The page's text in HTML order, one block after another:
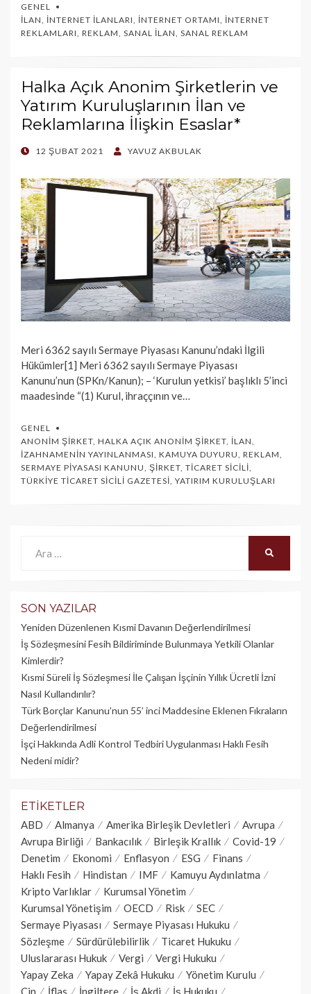
GENEL
İLAN, İNTERNET İLANLARI, İNTERNET ORTAMI, İNTERNET
REKLAMLARI, REKLAM, SANAL İLAN, SANAL REKLAM
Halka Açık Anonim Şirketlerin ve
Yatırım Kuruluşlarının İlan ve
Reklamlarına İlişkin Esaslar*
POSTED
12 ŞUBAT 2021 YAVUZ AKBULAK
Meri 6362 sayılı Sermaye Piyasası Kanunu’ndaki İlgili
Hükümler[1] Meri 6362 sayılı Sermaye Piyasası
Kanunu’nun (SPKn/Kanun); – ‘Kurulun yetkisi’ başlıklı 5’inci
maadesinde “(1) Kurul, ihraççının ve…
GENEL
ANONIM ŞIRKET HALKA AÇIK ANONIM ŞIRKET İLAN
İZAHNAMENIN YAYINLANMASI KAMUYA DUYURU REKLAM
SERMAYE PIYASASI KANUNU ŞIRKET TICARET SICILI
TÜRKIYE TICARET SICILI GAZETESI YATIRIM KURULUŞLARI
SON YAZILAR
Yeniden Düzenlenen Kısmi Davanın Değerlendirilmesi
İş Sözleşmesini Fesih Bildiriminde Bulunmaya Yetkili Olanlar
Kimlerdir?
Kısmi Süreli İş Sözleşmesi İle Çalışan İşçinin Yıllık Üc­retli İzni
Nasıl Kullandırılır?
Türk Borçlar Kanunu’nun 55’ inci Maddesine Eklenen Fıkraların
Değerlendirilmesi
İşçi Hakkında Adli Kontrol Tedbiri Uygulanması Haklı Fesih
Nedeni midir?
ETIKETLER
ABD Almanya Amerika Birleşik Devletleri
Avrupa
Avrupa Birliği
Bankacılık Birleşik Krallık
Covid-19
Denetim
Ekonomi Enflasyon ESG
Finans
Haklı Fesih
Hindistan IMF
Kamuyu Aydınlatma
Kripto Varlıklar
Kurumsal Yönetim
Kurumsal Yönetişim
OECD Risk
SEC
Sermaye Piyasası
Sermaye Piyasası Hukuku
Sözleşme
Sürdürülebilirlik
Ticaret Hukuku
Uluslararası Hukuk
Vergi
Vergi Hukuku
Yapay Zeka
Yapay Zekâ Hukuku
Yönetim Kurulu
Çin
İflas İngiltere İş Akdi İş Hukuku